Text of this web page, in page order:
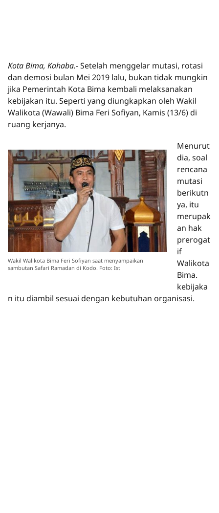
Kota Bima, Kahaba.-Setelah menggelar mutasi, rotasi
dan demosi bulan Mei 2019 lalu, bukan tidak mungkin
jika Pemerintah Kota Bima kembali melaksanakan
kebijakan itu. Seperti yang diungkapkan oleh Wakil
Walikota (Wawali) Bima Feri Sofiyan, Kamis (13/6) di
ruang kerjanya.
Wakil Walikota Bima Feri Sofiyan saat menyampaikan
sambutan Safari Ramadan di Kodo. Foto: Ist
Menurut
dia, soal
rencana
mutasi
berikutn
ya, itu
merupak
an hak
prerogat
if
Walikota
Bima.
kebijaka
n itu diambil sesuai dengan kebutuhan organisasi.